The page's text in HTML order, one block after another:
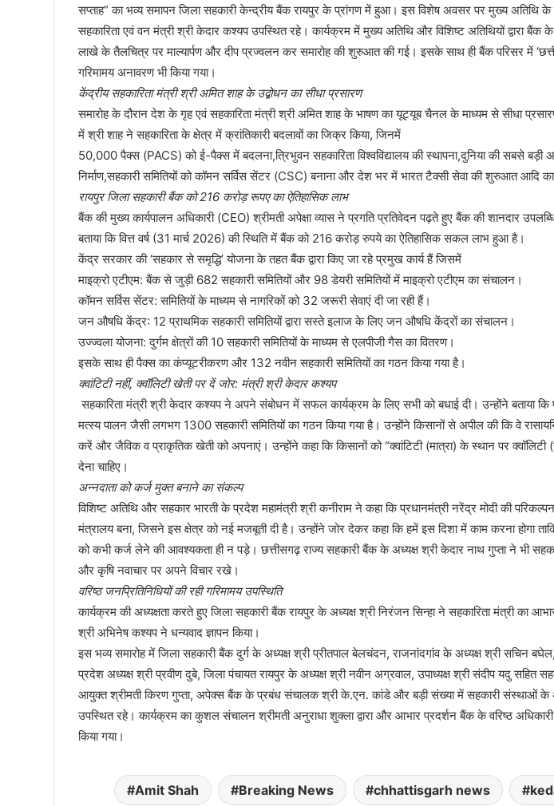
सप्ताह” का भव्य समापन जिला सहकारी केन्द्रीय बैंक रायपुर के प्रांगण में हुआ। इस विशेष अवसर पर मुख्य अतिथि
सहकारिता एवं वन मंत्री श्री केदार कश्यप उपस्थित रहे। कार्यक्रम में मुख्य अतिथि और विशिष्ट अतिथियों द्वारा बैंक
लाखे के तैलचित्र पर माल्यार्पण और दीप प्रज्वलन कर समारोह की शुरुआत की गई। इसके साथ ही बैंक परिसर में
गरिमामय अनावरण भी किया गया।
​केंद्रीय सहकारिता मंत्री श्री अमित शाह के उद्बोधन का सीधा प्रसारण
​समारोह के दौरान देश के गृह एवं सहकारिता मंत्री श्री अमित शाह के भाषण का यूट्यूब चैनल के माध्यम से सीधा
में श्री शाह ने सहकारिता के क्षेत्र में क्रांतिकारी बदलावों का जिक्र किया, जिनमें
​50,000 पैक्स (PACS) को ई-पैक्स में बदलना,​त्रिभुवन सहकारिता विश्वविद्यालय की स्थापना,​दुनिया की सबसे बड़ी
निर्माण,​सहकारी समितियों को कॉमन सर्विस सेंटर (CSC) बनाना और देश भर में भारत टैक्सी सेवा की शुरुआत आदि
​रायपुर जिला सहकारी बैंक को 216 करोड़ रूपए का ऐतिहासिक लाभ
​बैंक की मुख्य कार्यपालन अधिकारी (CEO) श्रीमती अपेक्षा व्यास ने प्रगति प्रतिवेदन पढ़ते हुए बैंक की शानदार
बताया कि वित्त वर्ष (31 मार्च 2026) की स्थिति में बैंक को 216 करोड़ रुपये का ऐतिहासिक सकल लाभ हुआ है।
​केंद्र सरकार की ‘सहकार से समृद्धि’ योजना के तहत बैंक द्वारा किए जा रहे प्रमुख कार्य हैं जिसमें
माइक्रो एटीएम: बैंक से जुड़ी 682 सहकारी समितियों और 98 डेयरी समितियों में माइक्रो एटीएम का संचालन।
कॉमन सर्विस सेंटर: समितियों के माध्यम से नागरिकों को 32 जरूरी सेवाएं दी जा रही हैं।
जन औषधि केंद्र: 12 प्राथमिक सहकारी समितियों द्वारा सस्ते इलाज के लिए जन औषधि केंद्रों का संचालन।
उज्ज्वला योजना: दुर्गम क्षेत्रों की 10 सहकारी समितियों के माध्यम से एलपीजी गैस का वितरण।
​इसके साथ ही पैक्स का कंप्यूटरीकरण और 132 नवीन सहकारी समितियों का गठन किया गया है।
​क्वांटिटी नहीं, क्वॉलिटी खेती पर दें जोर: मंत्री श्री केदार कश्यप
सहकारिता मंत्री श्री केदार कश्यप ने अपने संबोधन में सफल कार्यक्रम के लिए सभी को बधाई दी। उन्होंने बताया
मत्स्य पालन जैसी लगभग 1300 सहकारी समितियों का गठन किया गया है। उन्होंने किसानों से अपील की कि वे
करें और जैविक व प्राकृतिक खेती को अपनाएं। उन्होंने कहा कि किसानों को “क्वांटिटी (मात्रा) के स्थान पर क्वॉलिटी
देना चाहिए।
​अन्नदाता को कर्ज मुक्त बनाने का संकल्प
​विशिष्ट अतिथि और सहकार भारती के प्रदेश महामंत्री श्री कनीराम ने कहा कि प्रधानमंत्री नरेंद्र मोदी की
मंत्रालय बना, जिसने इस क्षेत्र को नई मजबूती दी है। उन्होंने जोर देकर कहा कि हमें इस दिशा में काम करना होगा
को कभी कर्ज लेने की आवश्यकता ही न पड़े। छत्तीसगढ़ राज्य सहकारी बैंक के अध्यक्ष श्री केदार नाथ गुप्ता ने भी
और कृषि नवाचार पर अपने विचार रखे।
​वरिष्ठ जनप्रितिनिधियों की रही गरिमामय उपस्थिति
​कार्यक्रम की अध्यक्षता करते हुए जिला सहकारी बैंक रायपुर के अध्यक्ष श्री निरंजन सिन्हा ने सहकारिता मंत्री का आभार
श्री अभिनेष कश्यप ने धन्यवाद ज्ञापन किया।
​इस भव्य समारोह में जिला सहकारी बैंक दुर्ग के अध्यक्ष श्री प्रीतपाल बेलचंदन, राजनांदगांव के अध्यक्ष श्री सचिन
प्रदेश अध्यक्ष श्री प्रवीण दुबे, जिला पंचायत रायपुर के अध्यक्ष श्री नवीन अग्रवाल, उपाध्यक्ष श्री संदीप यदु सहित
आयुक्त श्रीमती किरण गुप्ता, अपेक्स बैंक के प्रबंध संचालक श्री के.एन. कांडे और बड़ी संख्या में सहकारी संस्थाओं के
उपस्थित रहे। कार्यक्रम का कुशल संचालन श्रीमती अनुराधा शुक्ला द्वारा और आभार प्रदर्शन बैंक के वरिष्ठ अधिकारी
किया गया।
Amit Shah Breaking News chhattisgarh news